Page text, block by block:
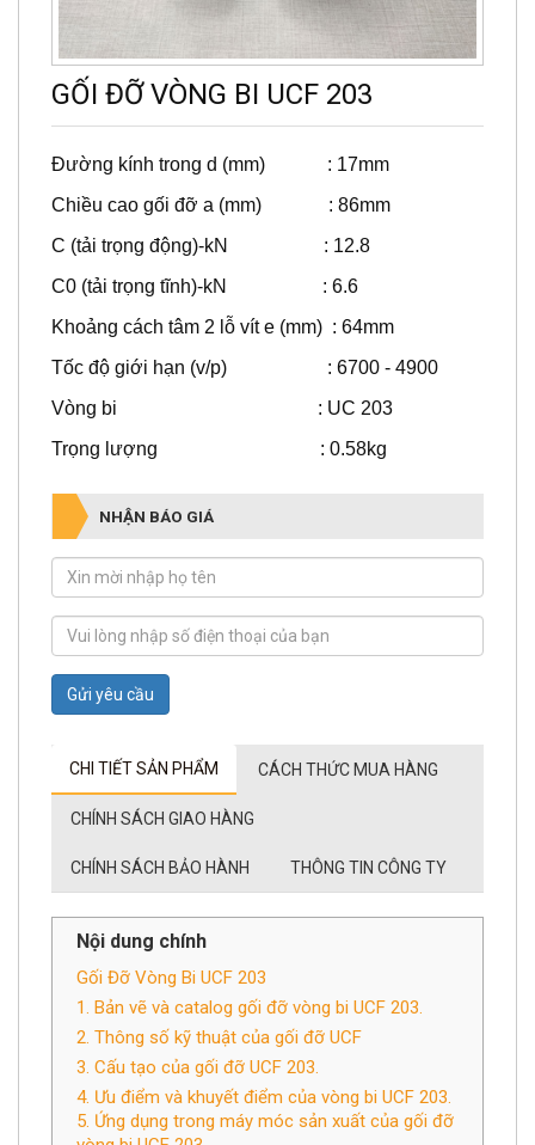
GỐI ĐỠ VÒNG BI UCF 203
Đường kính trong d (mm) : 17mm
Chiều cao gối đỡ a (mm) : 86mm
C (tải trọng động)-kN : 12.8
C0 (tải trọng tĩnh)-kN : 6.6
Khoảng cách tâm 2 lỗ vít e (mm) : 64mm
Tốc độ giới hạn (v/p) : 6700 - 4900
Vòng bi : UC 203
Trọng lượng : 0.58kg
NHẬN BÁO GIÁ
Gửi yêu cầu
CHI TIẾT SẢN PHẨM CÁCH THỨC MUA HÀNG
CHÍNH SÁCH GIAO HÀNG
CHÍNH SÁCH BẢO HÀNH THÔNG TIN CÔNG TY
Nội dung chính
Gối Đỡ Vòng Bi UCF 203
1. Bản vẽ và catalog gối đỡ vòng bi UCF 203.
2. Thông số kỹ thuật của gối đỡ UCF
3. Cấu tạo của gối đỡ UCF 203.
4. Ưu điểm và khuyết điểm của vòng bi UCF 203.
5. Ứng dụng trong máy móc sản xuất của gối đỡ